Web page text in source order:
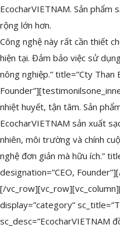
EcocharVIETNAM. Sản phẩm
rộng lớn hơn.
Công nghệ này rất cần thiết
hiện tại. Đảm bảo việc sử
nông nghiệp.” title=”Cty Than
nhiệt huyết, tận tâm. Sản
EcocharVIETNAM sản xuất
nhiên, môi trường và chính
nghệ đơn giản mà hữu ích.”
designation=”CEO,
[/
display=”category”
sc_desc=”EcocharVIETNAM